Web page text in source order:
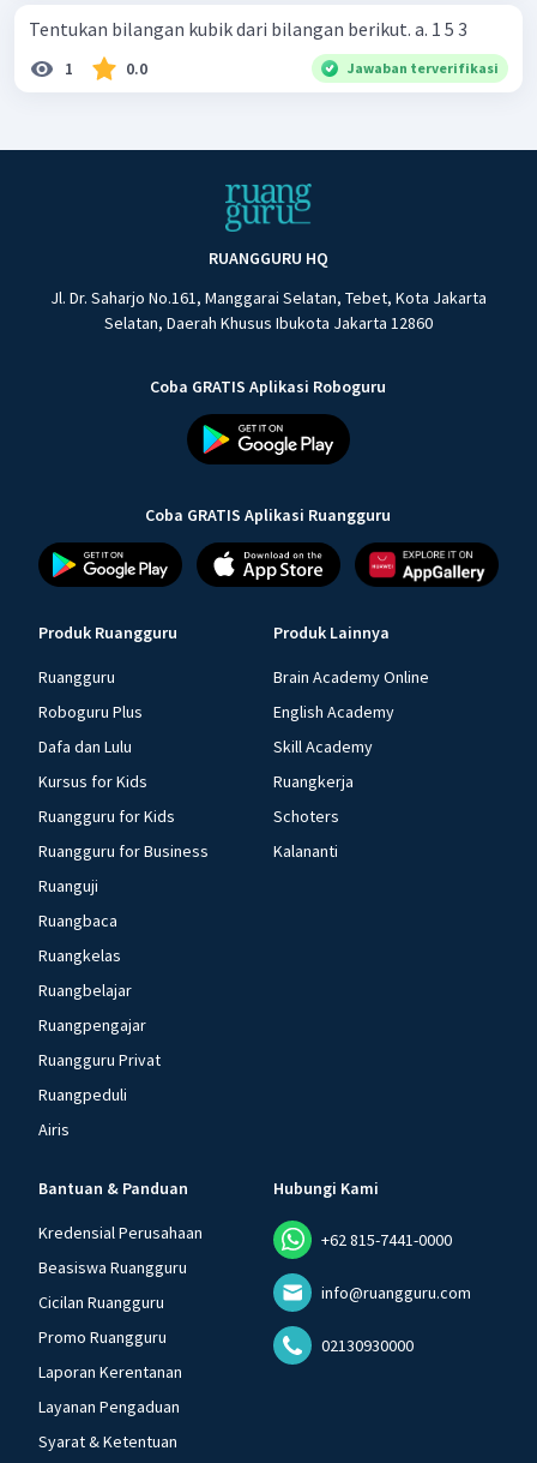
Tentukan bilangan kubik dari bilangan berikut. a. 1 5 3
1 0.0 Jawaban terverifikasi
RUANGGURU HQ
Jl. Dr. Saharjo No.161, Manggarai Selatan, Tebet, Kota Jakarta
Selatan, Daerah Khusus Ibukota Jakarta 12860
Coba GRATIS Aplikasi Roboguru
Coba GRATIS Aplikasi Ruangguru
Produk Ruangguru
Ruangguru
Roboguru Plus
Dafa dan Lulu
Kursus for Kids
Ruangguru for Kids
Ruangguru for Business
Ruanguji
Ruangbaca
Ruangkelas
Ruangbelajar
Ruangpengajar
Ruangguru Privat
Ruangpeduli
Airis
Produk Lainnya
Brain Academy Online
English Academy
Skill Academy
Ruangkerja
Schoters
Kalananti
Bantuan & Panduan
Kredensial Perusahaan
Beasiswa Ruangguru
Cicilan Ruangguru
Promo Ruangguru
Laporan Kerentanan
Layanan Pengaduan
Syarat & Ketentuan
Hubungi Kami
+62 815-7441-0000
info@ruangguru.com
02130930000